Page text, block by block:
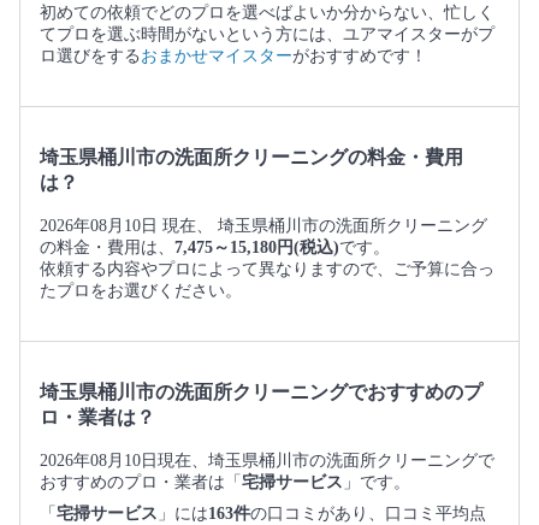
初めての依頼でどのプロを選べばよいか分からない、忙しく
てプロを選ぶ時間がないという方には、ユアマイスターがプ
ロ選びをする おまかせマイスターがおすすめです！
埼玉県桶川市の洗面所クリーニングの料金・費用
は？
2026年08月10日 現在、 埼玉県桶川市の洗面所クリーニング
の料金・費用は、 7,475～15,180円(税込)です。
依頼する内容やプロによって異なりますので、ご予算に合っ
たプロをお選びください。
埼玉県桶川市の洗面所クリーニングでおすすめのプ
ロ・業者は？
2026年08月10日現在、埼玉県桶川市の洗面所クリーニングで
おすすめのプロ・業者は「 宅掃サービス 」です。
「 宅掃サービス 」には163件の口コミがあり、口コミ平均点